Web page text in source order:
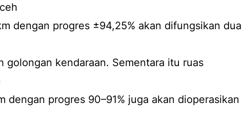
dengan progres ±94,25% akan difungsikan dua
golongan kendaraan. Sementara itu ruas
dengan progres 90–91% juga akan dioperasikan